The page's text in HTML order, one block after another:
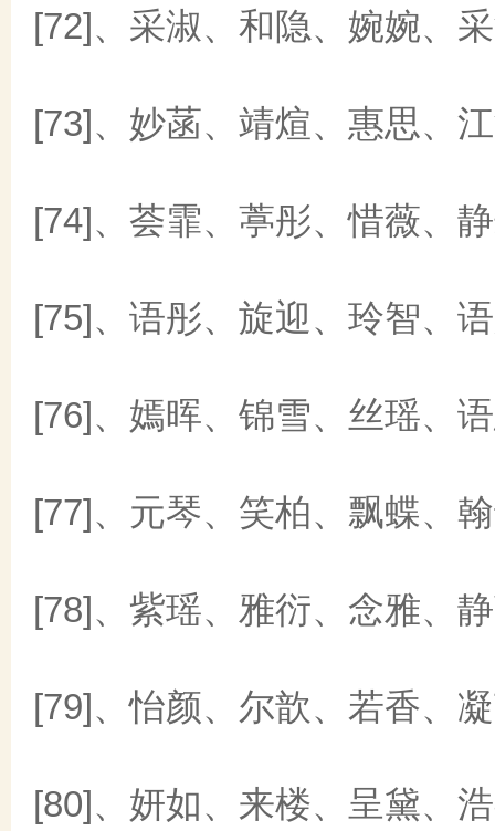
[72]、采淑、和隐、婉婉、
[73]、妙菡、靖煊、惠思、
[74]、荟霏、葶彤、惜薇、
[75]、语彤、旋迎、玲智、
[76]、嫣晖、锦雪、丝瑶、
[77]、元琴、笑柏、飘蝶、
[78]、紫瑶、雅衍、念雅、
[79]、怡颜、尔歆、若香、
[80]、妍如、来楼、呈黛、